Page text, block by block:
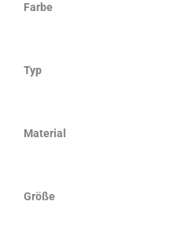
Farbe
Typ
Material
Größe